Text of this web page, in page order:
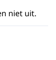
niet uit.